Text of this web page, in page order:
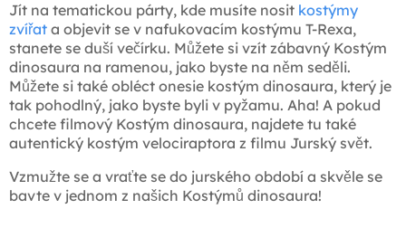
Jít na tematickou párty, kde musíte nosit kostýmy
zvířat a objevit se v nafukovacím kostýmu T-Rexa,
stanete se duší večírku. Můžete si vzít zábavný Kostým
dinosaura na ramenou, jako byste na něm seděli.
Můžete si také obléct onesie kostým dinosaura, který je
tak pohodlný, jako byste byli v pyžamu. Aha! A pokud
chcete filmový Kostým dinosaura, najdete tu také
autentický kostým velociraptora z filmu Jurský svět.
Vzmužte se a vraťte se do jurského období a skvěle se
bavte v jednom z našich Kostýmů dinosaura!